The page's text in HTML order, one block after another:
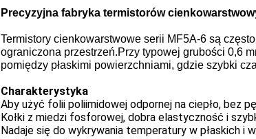
Precyzyjna fabryka termistorów
Termistory cienkowarstwowe serii MF5A-6 są
ograniczona przestrzeń.Przy typowej grubości 0,6
pomiędzy płaskimi powierzchniami, gdzie szybki
Charakterystyka
Aby użyć folii poliimidowej odpornej na ciepło, bez
Kołki z miedzi fosforowej, dobra elastyczność i
Nadaje się do wykrywania temperatury w płaskich i